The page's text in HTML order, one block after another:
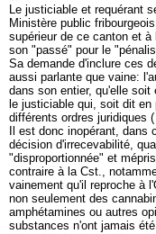
Le justiciable et requérant
Ministère public
supérieur de ce canton et
son "passé" pour le
Sa demande d'inclure ces
aussi parlante que vaine:
dans son entier, qu'elle soit
le justiciable qui, soit dit
différents ordres juridiques (
Il est donc inopérant,
décision d'irrecevabilité,
"disproportionnée" et
contraire à la Cst.,
vainement qu'il reproche à
non seulement des
amphétamines ou autres
substances n'ont jamais